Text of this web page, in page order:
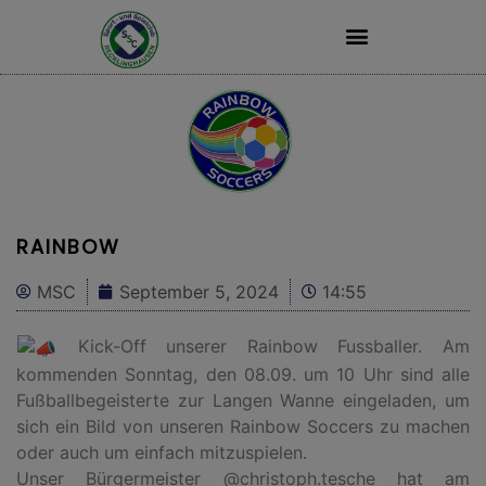
RAINBOW
MSC September 5, 2024 14:55
Kick-Off unserer Rainbow Fussballer. Am
kommenden Sonntag, den 08.09. um 10 Uhr sind alle
Fußballbegeisterte zur Langen Wanne eingeladen, um
sich ein Bild von unseren Rainbow Soccers zu machen
oder auch um einfach mitzuspielen.
Unser Bürgermeister @christoph.tesche hat am